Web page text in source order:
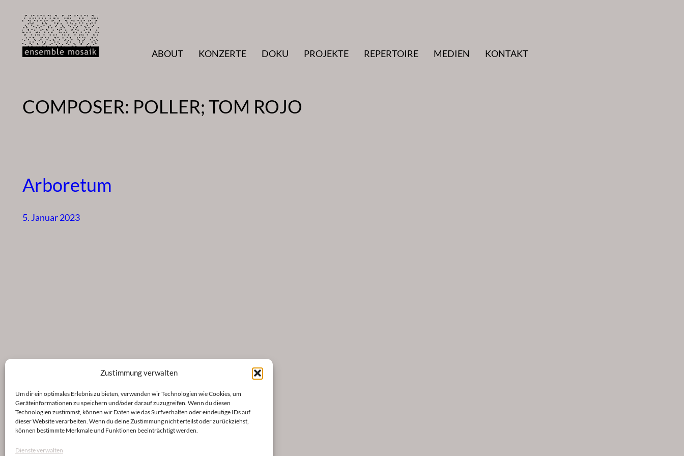
Zustimmung verwalten
Um dir ein optimales Erlebnis zu bieten, verwenden wir Technologien wie Cookies, um
Geräteinformationen zu speichern und/oder darauf zuzugreifen. Wenn du diesen
Technologien zustimmst, können wir Daten wie das Surfverhalten oder eindeutige IDs auf
dieser Website verarbeiten. Wenn du deine Zustimmung nicht erteilst oder zurückziehst,
können bestimmte Merkmale und Funktionen beeinträchtigt werden.
Dienste verwalten
Inhalt
springen
ABOUT
KONZERTE DOKU PROJEKTE REPERTOIRE MEDIEN KONTAKT
COMPOSER: POLLER; TOM ROJO
Arboretum
5. Januar 2023